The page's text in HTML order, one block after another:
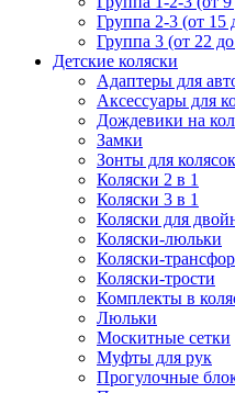
Группа 2-3 (от 15
Группа 3 (от 22
Детские коляски
Адаптеры для
Аксессуары для
Дождевики на
Замки
Зонты для колясок
Коляски 2 в 1
Коляски 3 в 1
Коляски для
Коляски-люльки
Коляски-
Коляски-трости
Комплекты в
Люльки
Москитные сетки
Муфты для рук
Прогулочные